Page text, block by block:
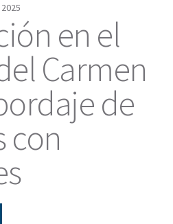
en el
Carmen
de
con